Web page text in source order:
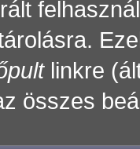
linkre
összes